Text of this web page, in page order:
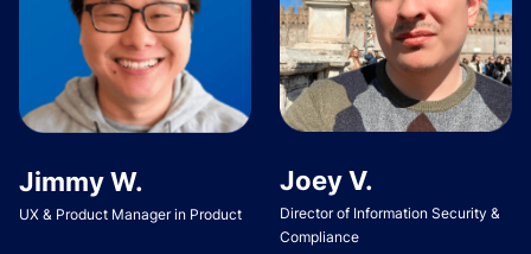
Jimmy W.
UX & Product Manager in Product
Joey V.
Director of Information Security &
Compliance